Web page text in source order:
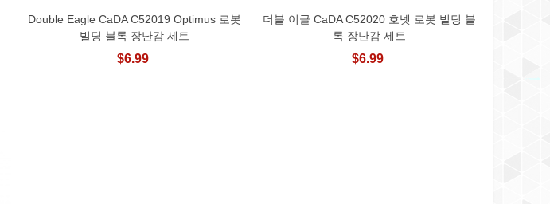
장바구니에 추가
Double Eagle CaDA C52019 Optimus 로봇
빌딩 블록 장난감 세트
$6.99
장바구니에 추가
더블 이글 CaDA C52020 호넷 로봇 빌딩 블
록 장난감 세트
$6.99